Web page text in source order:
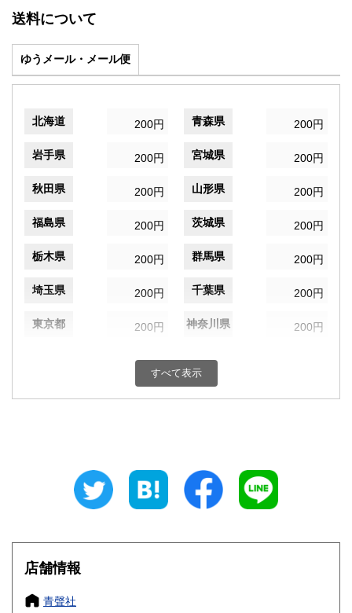
送料について
ゆうメール・メール便
北海道 200円 青森県 200円
岩手県 200円 宮城県 200円
秋田県 200円 山形県 200円
福島県 200円 茨城県 200円
栃木県 200円 群馬県 200円
埼玉県 200円 千葉県 200円
東京都 200円 神奈川県 200円
200円 富山県
200円 三重県
大阪府
奈良県
すべて表示
店舗情報
青聲社